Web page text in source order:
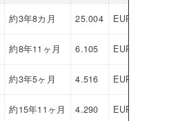
約3年8カ月 25.004 EUR
約8年11ヶ月 6.105 EUR
約3年5ヶ月 4.516 EUR
約15年11ヶ月 4.290 EUR